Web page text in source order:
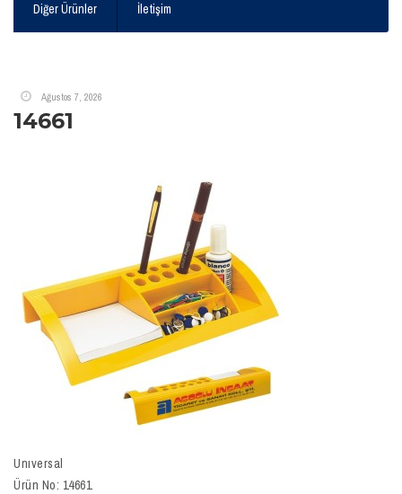
Diğer Ürünler İletişim
Ağustos 7, 2026
14661
Unıversal
Ürün No: 14661